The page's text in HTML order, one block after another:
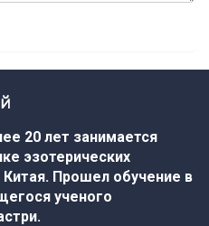
20 лет занимается
эзотерических
Прошел обучение в
ученого